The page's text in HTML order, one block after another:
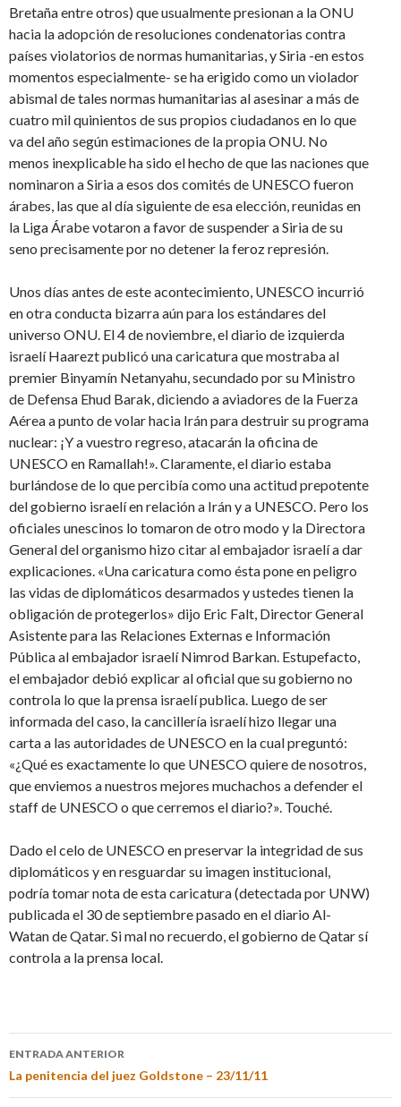
Bretaña entre otros) que usualmente presionan a la ONU
hacia la adopción de resoluciones condenatorias contra
países violatorios de normas humanitarias, y Siria -en estos
momentos especialmente- se ha erigido como un violador
abismal de tales normas humanitarias al asesinar a más de
cuatro mil quinientos de sus propios ciudadanos en lo que
va del año según estimaciones de la propia ONU. No
menos inexplicable ha sido el hecho de que las naciones que
nominaron a Siria a esos dos comités de UNESCO fueron
árabes, las que al día siguiente de esa elección, reunidas en
la Liga Árabe votaron a favor de suspender a Siria de su
seno precisamente por no detener la feroz represión.
Unos días antes de este acontecimiento, UNESCO incurrió
en otra conducta bizarra aún para los estándares del
universo ONU. El 4 de noviembre, el diario de izquierda
israelí Haarezt publicó una caricatura que mostraba al
premier Binyamín Netanyahu, secundado por su Ministro
de Defensa Ehud Barak, diciendo a aviadores de la Fuerza
Aérea a punto de volar hacia Irán para destruir su programa
nuclear: ¡Y a vuestro regreso, atacarán la oficina de
UNESCO en Ramallah!». Claramente, el diario estaba
burlándose de lo que percibía como una actitud prepotente
del gobierno israelí en relación a Irán y a UNESCO. Pero los
oficiales unescinos lo tomaron de otro modo y la Directora
General del organismo hizo citar al embajador israelí a dar
explicaciones. «Una caricatura como ésta pone en peligro
las vidas de diplomáticos desarmados y ustedes tienen la
obligación de protegerlos» dijo Eric Falt, Director General
Asistente para las Relaciones Externas e Información
Pública al embajador israelí Nimrod Barkan. Estupefacto,
el embajador debió explicar al oficial que su gobierno no
controla lo que la prensa israelí publica. Luego de ser
informada del caso, la cancillería israelí hizo llegar una
carta a las autoridades de UNESCO en la cual preguntó:
«¿Qué es exactamente lo que UNESCO quiere de nosotros,
que enviemos a nuestros mejores muchachos a defender el
staff de UNESCO o que cerremos el diario?». Touché.
Dado el celo de UNESCO en preservar la integridad de sus
diplomáticos y en resguardar su imagen institucional,
podría tomar nota de esta caricatura (detectada por UNW)
publicada el 30 de septiembre pasado en el diario Al-
Watan de Qatar. Si mal no recuerdo, el gobierno de Qatar sí
controla a la prensa local.
ENTRADA ANTERIOR
La penitencia del juez Goldstone – 23/11/11